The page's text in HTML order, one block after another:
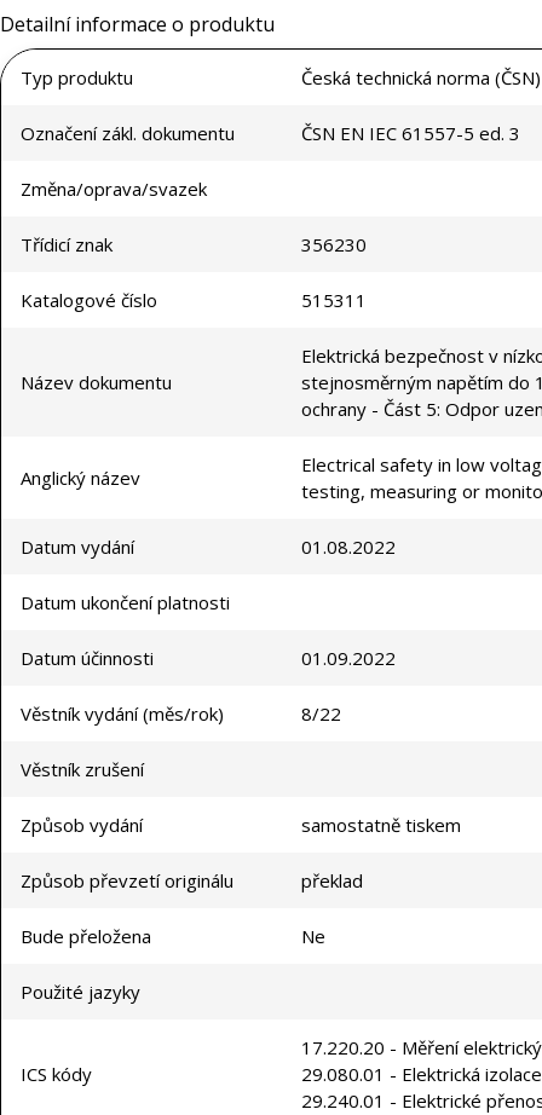
Detailní informace o produktu
Typ produktu Česká technická norma (ČSN)
Označení zákl. dokumentu ČSN EN IEC 61557-5 ed. 3
Změna/oprava/svazek
Třídicí znak 356230
Katalogové číslo 515311
Název dokumentu
Elektrická bezpečnost v
stejnosměrným napětím do
ochrany - Část 5: Odpor
Anglický název
Electrical safety in low
testing, measuring or
Datum vydání 01.08.2022
Datum ukončení platnosti
Datum účinnosti 01.09.2022
Věstník vydání (měs/rok) 8/22
Věstník zrušení
Způsob vydání samostatně tiskem
Způsob převzetí originálu překlad
Bude přeložena Ne
Použité jazyky
ICS kódy
17.220.20 - Měření
29.080.01 - Elektrická
29.240.01 - Elektrické